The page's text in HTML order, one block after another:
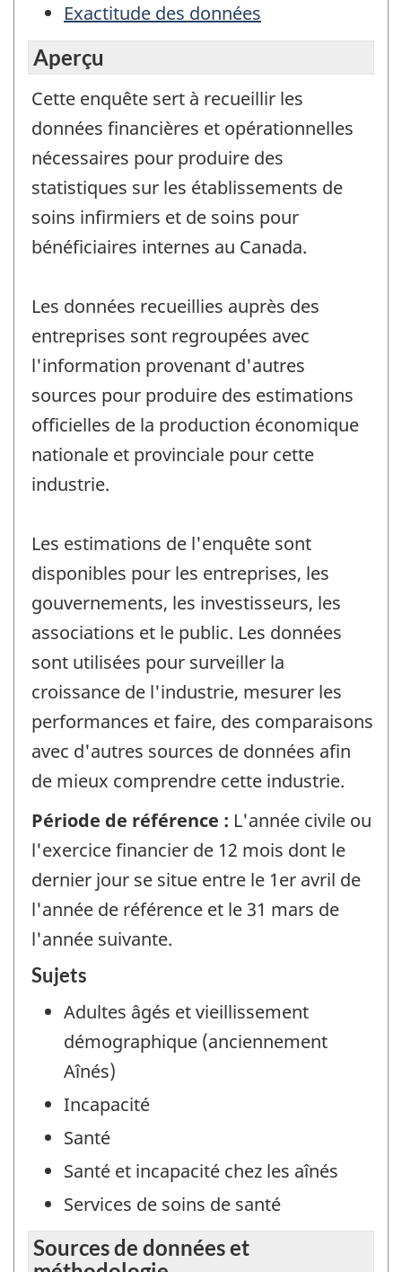
Exactitude des données
Aperçu
Cette enquête sert à recueillir les
données financières et opérationnelles
nécessaires pour produire des
statistiques sur les établissements de
soins infirmiers et de soins pour
bénéficiaires internes au Canada.
Les données recueillies auprès des
entreprises sont regroupées avec
l'information provenant d'autres
sources pour produire des estimations
officielles de la production économique
nationale et provinciale pour cette
industrie.
Les estimations de l'enquête sont
disponibles pour les entreprises, les
gouvernements, les investisseurs, les
associations et le public. Les données
sont utilisées pour surveiller la
croissance de l'industrie, mesurer les
performances et faire, des comparaisons
avec d'autres sources de données afin
de mieux comprendre cette industrie.
Période de référence : L'année civile ou
l'exercice financier de 12 mois dont le
dernier jour se situe entre le 1er avril de
l'année de référence et le 31 mars de
l'année suivante.
Sujets
Adultes âgés et vieillissement
démographique (anciennement
Aînés)
Incapacité
Santé
Santé et incapacité chez les aînés
Services de soins de santé
Sources de données et